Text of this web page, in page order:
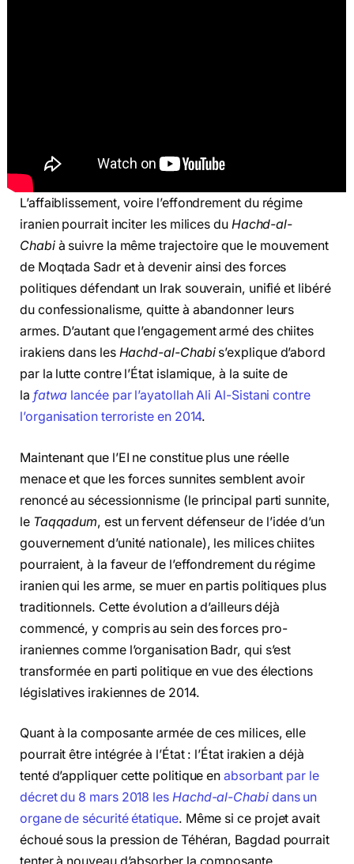
L’affaiblissement, voire l’effondrement du régime
iranien pourrait inciter les milices du Hachd-al-
Chabià suivre la même trajectoire que le mouvement
de Moqtada Sadr et à devenir ainsi des forces
politiques défendant un Irak souverain, unifié et libéré
du confessionalisme, quitte à abandonner leurs
armes. D’autant que l’engagement armé des chiites
irakiens dans les Hachd-al-Chabis’explique d’abord
par la lutte contre l’État islamique, à la suite de
la fatwa lancée par l’ayatollah Ali Al-Sistani contre
l’organisation terroriste en 2014.
Maintenant que l’EI ne constitue plus une réelle
menace et que les forces sunnites semblent avoir
renoncé au sécessionnisme (le principal parti sunnite,
le Taqqadum, est un fervent défenseur de l’idée d’un
gouvernement d’unité nationale), les milices chiites
pourraient, à la faveur de l’effondrement du régime
iranien qui les arme, se muer en partis politiques plus
traditionnels. Cette évolution a d’ailleurs déjà
commencé, y compris au sein des forces pro-
iraniennes comme l’organisation Badr, qui s’est
transformée en parti politique en vue des élections
législatives irakiennes de 2014.
Quant à la composante armée de ces milices, elle
pourrait être intégrée à l’État : l’État irakien a déjà
tenté d’appliquer cette politique enabsorbant par le
décret du 8 mars 2018 les Hachd-al-Chabidans un
organe de sécurité étatique. Même si ce projet avait
échoué sous la pression de Téhéran, Bagdad pourrait